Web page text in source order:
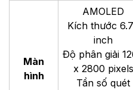
Màn
hình
AMOLED
Kích thước
inch
Độ phân giải
x 2800 pixels
Tần số quét